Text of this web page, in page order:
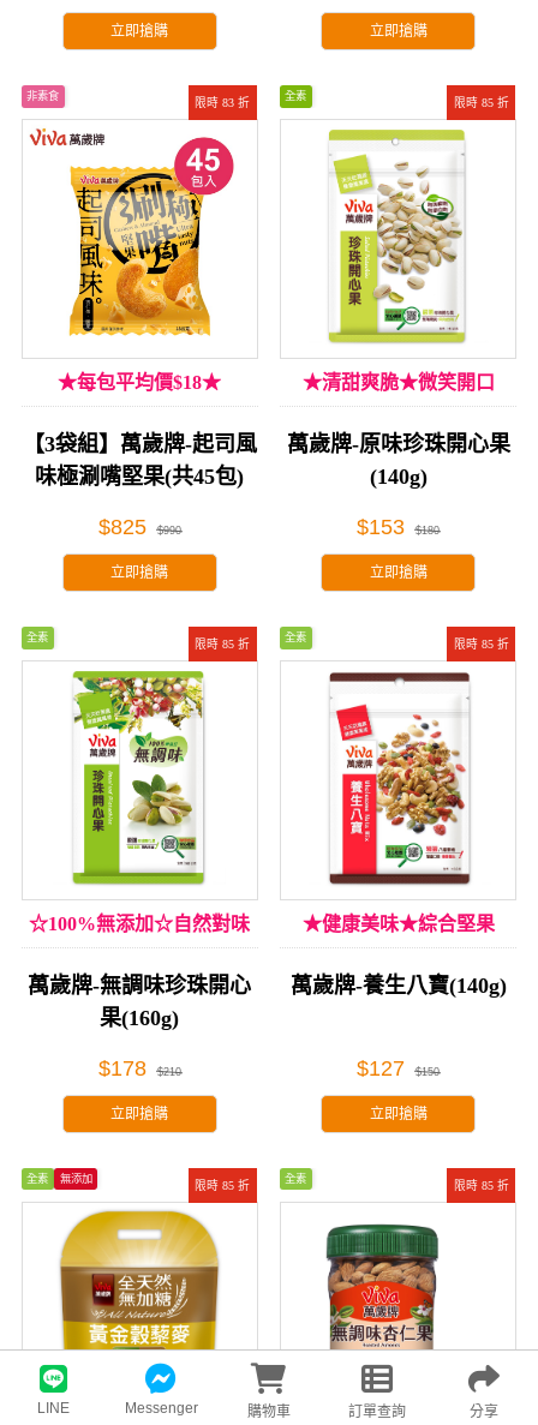
立即搶購 立即搶購
限時 83 折
非素食
★每包平均價$18★
【3袋組】萬歲牌-起司風
味極涮嘴堅果(共45包)
$825 $990
立即搶購
限時 85 折
全素
★清甜爽脆★微笑開口
萬歲牌-原味珍珠開心果
(140g)
$153 $180
立即搶購
限時 85 折
全素
☆100%無添加☆自然對味
萬歲牌-無調味珍珠開心
果(160g)
$178 $210
立即搶購
限時 85 折
全素
★健康美味★綜合堅果
萬歲牌-養生八寶(140g)
$127 $150
立即搶購
限時 85 折
全素 無添加
限時 85 折
全素
LINE Messenger 購物車 訂單查詢 分享